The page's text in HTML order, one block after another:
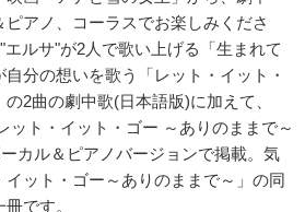
アノ、コーラスでお楽しみくださ
ルサ"が2人で歌い上げる「生まれて
分の想いを歌う「レット・イット・
2曲の劇中歌(日本語版)に加えて、
ット・イット・ゴー ～ありのままで～
カル＆ピアノバージョンで掲載。気
ット・ゴー～ありのままで～」の同
です。